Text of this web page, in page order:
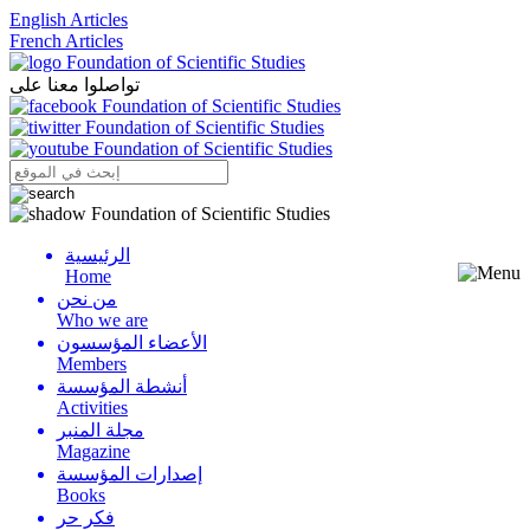
English Articles
French Articles
تواصلوا معنا على
Menu
الرئيسية
Home
من نحن
Who we are
الأعضاء المؤسسون
Members
أنشطة المؤسسة
Activities
مجلة المنبر
Magazine
إصدارات المؤسسة
Books
فكر حر